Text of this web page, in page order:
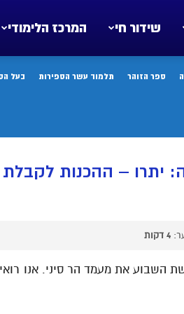
המרכז הלימודי שידור חי
ספר הזוהר תלמוד עשר הספירות בעל
יתרו – ההכנות
4 דקות
השבוע את מעמד הר סיני. אנו